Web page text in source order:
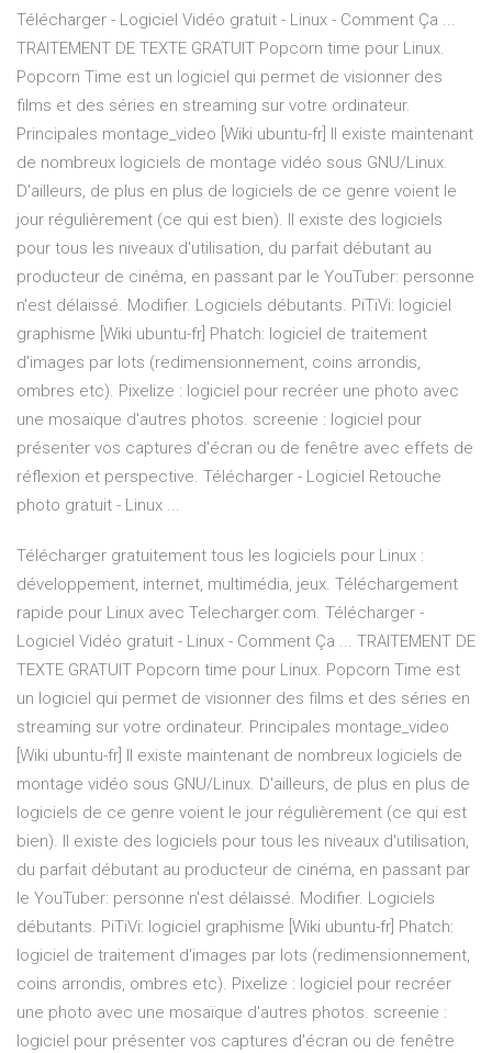
Télécharger - Logiciel Vidéo gratuit - Linux - Comment Ça ...
TRAITEMENT DE TEXTE GRATUIT Popcorn time pour Linux.
Popcorn Time est un logiciel qui permet de visionner des
films et des séries en streaming sur votre ordinateur.
Principales montage_video [Wiki ubuntu-fr] Il existe maintenant
de nombreux logiciels de montage vidéo sous GNU/Linux.
D'ailleurs, de plus en plus de logiciels de ce genre voient le
jour régulièrement (ce qui est bien). Il existe des logiciels
pour tous les niveaux d'utilisation, du parfait débutant au
producteur de cinéma, en passant par le YouTuber: personne
n'est délaissé. Modifier. Logiciels débutants. PiTiVi: logiciel
graphisme [Wiki ubuntu-fr] Phatch: logiciel de traitement
d'images par lots (redimensionnement, coins arrondis,
ombres etc). Pixelize : logiciel pour recréer une photo avec
une mosaïque d'autres photos. screenie : logiciel pour
présenter vos captures d'écran ou de fenêtre avec effets de
réflexion et perspective. Télécharger - Logiciel Retouche
photo gratuit - Linux ...
Télécharger gratuitement tous les logiciels pour Linux :
développement, internet, multimédia, jeux. Téléchargement
rapide pour Linux avec Telecharger.com. Télécharger -
Logiciel Vidéo gratuit - Linux - Comment Ça ... TRAITEMENT DE
TEXTE GRATUIT Popcorn time pour Linux. Popcorn Time est
un logiciel qui permet de visionner des films et des séries en
streaming sur votre ordinateur. Principales montage_video
[Wiki ubuntu-fr] Il existe maintenant de nombreux logiciels de
montage vidéo sous GNU/Linux. D'ailleurs, de plus en plus de
logiciels de ce genre voient le jour régulièrement (ce qui est
bien). Il existe des logiciels pour tous les niveaux d'utilisation,
du parfait débutant au producteur de cinéma, en passant par
le YouTuber: personne n'est délaissé. Modifier. Logiciels
débutants. PiTiVi: logiciel graphisme [Wiki ubuntu-fr] Phatch:
logiciel de traitement d'images par lots (redimensionnement,
coins arrondis, ombres etc). Pixelize : logiciel pour recréer
une photo avec une mosaïque d'autres photos. screenie :
logiciel pour présenter vos captures d'écran ou de fenêtre